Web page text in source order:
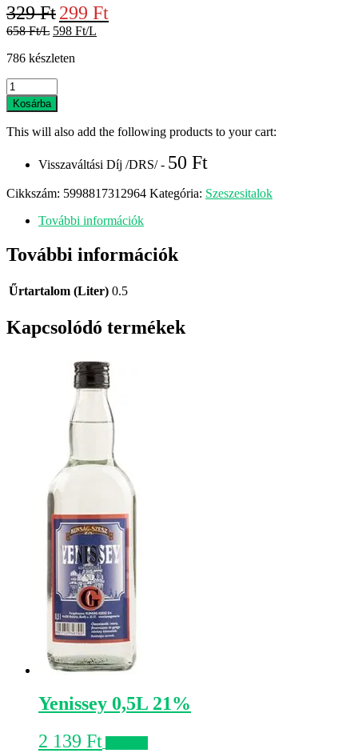
329Ft Original
price
was:
329 Ft.
299 FtCurrent
price
658 Ft/L 598 Ft/L
786 készleten
Arany
Ászok
0,5L
/DRS/
Kosárba
This will also add the following products to your cart:
Visszaváltási Díj /DRS/ - 50 Ft
Cikkszám: 5998817312964 Kategória: Szeszesitalok
További információk
További információk
Űrtartalom (Liter) 0.5
Kapcsolódó termékek
Yenissey 0,5L 21%
2 139 Ft